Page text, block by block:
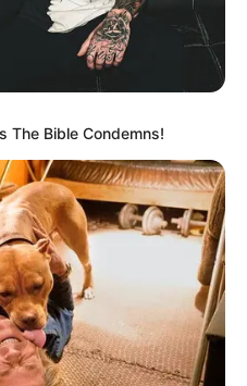
The Bible Condemns!